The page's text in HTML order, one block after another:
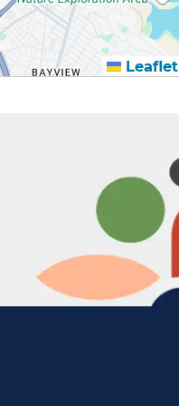
Leaflet